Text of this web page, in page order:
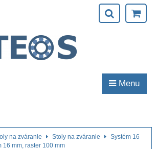
Menu
na zváranie Stoly na zváranie
Systém 16
16 mm, raster 100 mm